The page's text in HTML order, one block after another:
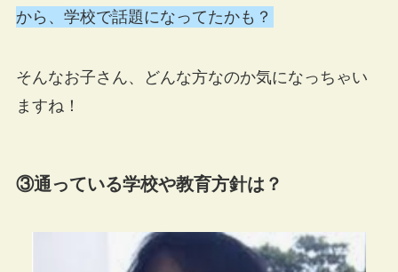
から、学校で話題になってたかも？
そんなお子さん、どんな方なのか気になっちゃい
ますね！
③通っている学校や教育方針は？